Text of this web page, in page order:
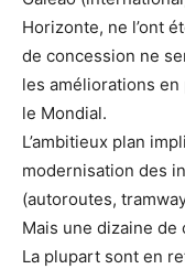
Horizonte, ne l’ont
de concession ne
les améliorations en
le Mondial.
L’ambitieux plan
modernisation des
(autoroutes,
Mais une dizaine
La plupart sont en